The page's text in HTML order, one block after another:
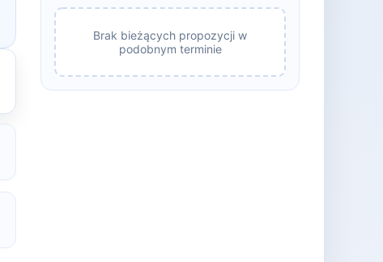
Brak bieżących propozycji w
podobnym terminie